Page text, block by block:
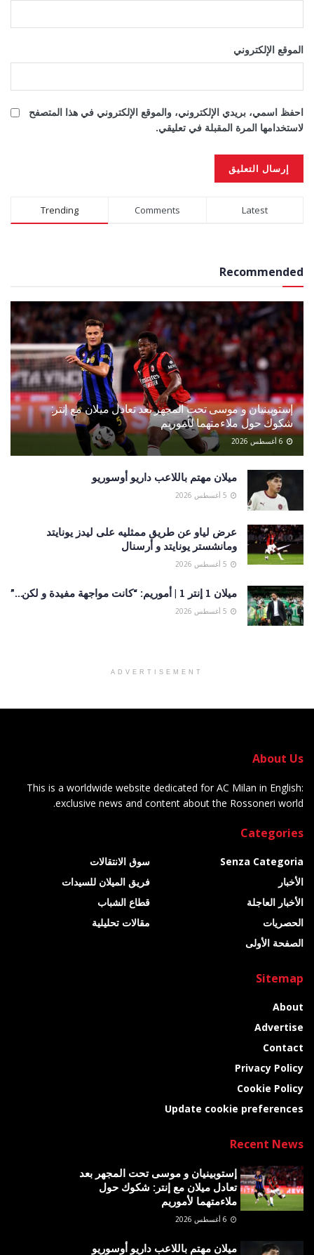
الموقع الإلكتروني
احفظ اسمي، بريدي الإلكتروني، والموقع الإلكتروني في هذا المتصفح
لاستخدامها المرة المقبلة في تعليقي.
Alternative:
Trending Comments Latest
Recommended
إستوبينيان و موسى تحت المجهر بعد تعادل ميلان مع إنتر:
شكوك حول ملاءمتهما لأموريم
ميلان مهتم باللاعب داريو أوسوريو
عرض لياو عن طريق ممثليه على ليدز يونايتد
ومانشستر يونايتد و أرسنال
ميلان 1 إنتر 1 | أموريم: “كانت مواجهة مفيدة و لكن…”
ADVERTISEMENT
About Us
This is a worldwide website dedicated for AC Milan in English:
exclusive news and content about the Rossoneri world.
Categories
Senza Categoria
الأخبار
الأخبار العاجلة
الحصريات
الصفحة الأولى
سوق الانتقالات
فريق الميلان للسيدات
قطاع الشباب
مقالات تحليلية
Sitemap
About
Advertise
Contact
Privacy Policy
Cookie Policy
Update cookie preferences
Recent News
إستوبينيان و موسى تحت المجهر بعد
تعادل ميلان مع إنتر: شكوك حول
ملاءمتهما لأموريم
ميلان مهتم باللاعب داريو أوسوريو